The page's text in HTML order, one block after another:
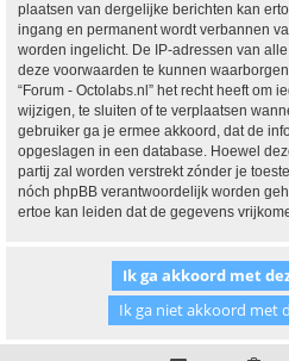
plaatsen van dergelijke berichten kan
ingang en permanent wordt verbannen
worden ingelicht. De IP-adressen van
deze voorwaarden te kunnen
“Forum - Octolabs.nl” het recht heeft om
wijzigen, te sluiten of te verplaatsen
gebruiker ga je ermee akkoord, dat de
opgeslagen in een database. Hoewel
partij zal worden verstrekt zónder je
nóch phpBB verantwoordelijk worden
ertoe kan leiden dat de gegevens